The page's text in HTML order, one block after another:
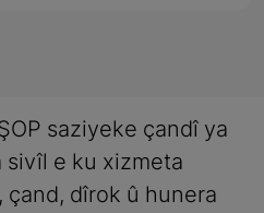
saziyeke çandî ya
sivîl e ku xizmeta
çand, dîrok û hunera